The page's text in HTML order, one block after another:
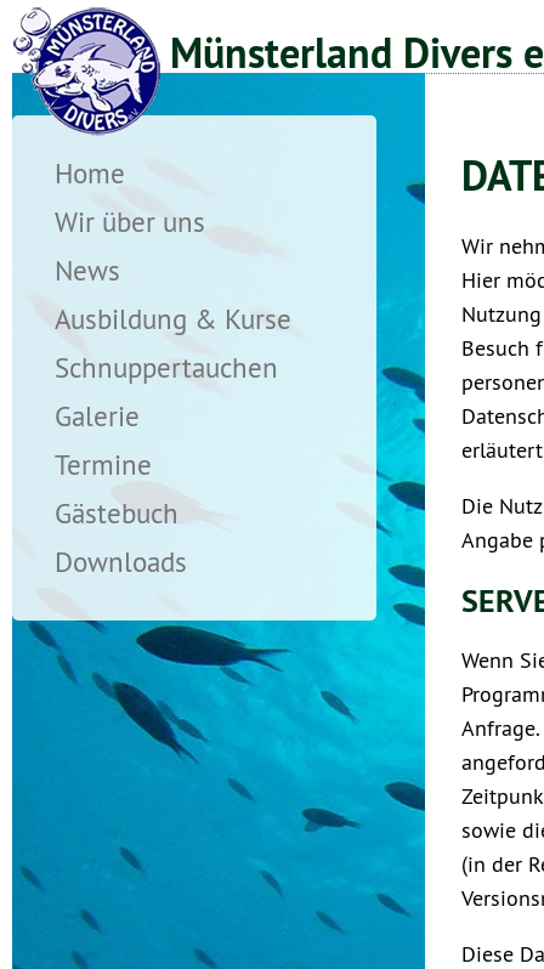
Münsterland Divers
Home
Wir über uns
News
Ausbildung & Kurse
Schnuppertauchen
Galerie
Termine
Gästebuch
Downloads
Wir
Hier
Besuch
Die
Angabe
Wenn
sowie
(in der
Diese